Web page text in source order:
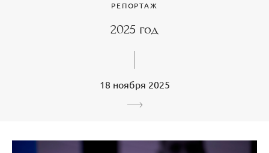
РЕПОРТАЖ
2025 год
18 ноября 2025